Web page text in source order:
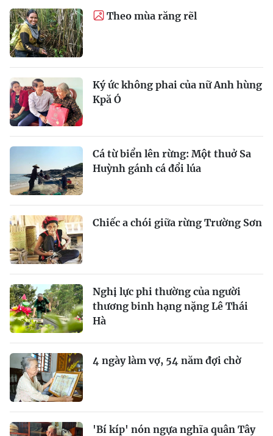
Theo mùa răng rẽl
Ký ức không phai của nữ Anh hùng
Kpă Ó
Cá từ biển lên rừng: Một thuở Sa
Huỳnh gánh cá đổi lúa
Chiếc a chói giữa rừng Trường Sơn
Nghị lực phi thường của người
thương binh hạng nặng Lê Thái
Hà
4 ngày làm vợ, 54 năm đợi chờ
'Bí kíp' nón ngựa nghĩa quân Tây